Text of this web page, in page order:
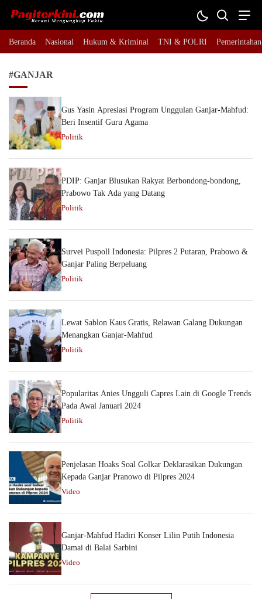
Pagiterkini.com
Berani Mengungkap Fakta
Beranda Nasional Hukum & Kriminal TNI & POLRI Pemerintahan
#GANJAR
Gus Yasin Apresiasi Program Unggulan Ganjar-Mahfud:
Beri Insentif Guru Agama
Politik
PDIP: Ganjar Blusukan Rakyat Berbondong-bondong,
Prabowo Tak Ada yang Datang
Politik
Survei Puspoll Indonesia: Pilpres 2 Putaran, Prabowo &
Ganjar Paling Berpeluang
Politik
Lewat Sablon Kaus Gratis, Relawan Galang Dukungan
Menangkan Ganjar-Mahfud
Politik
Popularitas Anies Ungguli Capres Lain di Google Trends
Pada Awal Januari 2024
Politik
Penjelasan Hoaks Soal Golkar Deklarasikan Dukungan
Kepada Ganjar Pranowo di Pilpres 2024
Video
Ganjar-Mahfud Hadiri Konser Lilin Putih Indonesia
Damai di Balai Sarbini
Video